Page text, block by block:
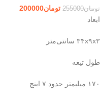
تومان255000 تومان200000
ابعاد
۳۴x۹x۳ سانتی‌متر
طول تیغه
۱۷۰ میلیمتر حدود ۷ اینچ